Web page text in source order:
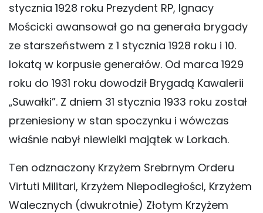
stycznia 1928 roku Prezydent RP, Ignacy
Mościcki awansował go na generała brygady
ze starszeństwem z 1 stycznia 1928 roku i 10.
lokatą w korpusie generałów. Od marca 1929
roku do 1931 roku dowodził Brygadą Kawalerii
„Suwałki”. Z dniem 31 stycznia 1933 roku został
przeniesiony w stan spoczynku i wówczas
właśnie nabył niewielki majątek w Lorkach.
Ten odznaczony Krzyżem Srebrnym Orderu
Virtuti Militari, Krzyżem Niepodległości, Krzyżem
Walecznych (dwukrotnie) Złotym Krzyżem